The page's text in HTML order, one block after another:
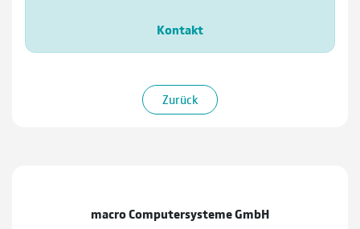
Kontakt
Zurück
macro Computersysteme GmbH